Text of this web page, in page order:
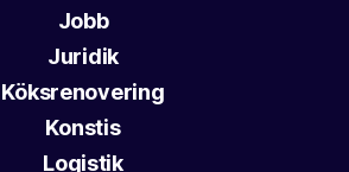
Jobb
Juridik
Köksrenovering
Konstis
Logistik